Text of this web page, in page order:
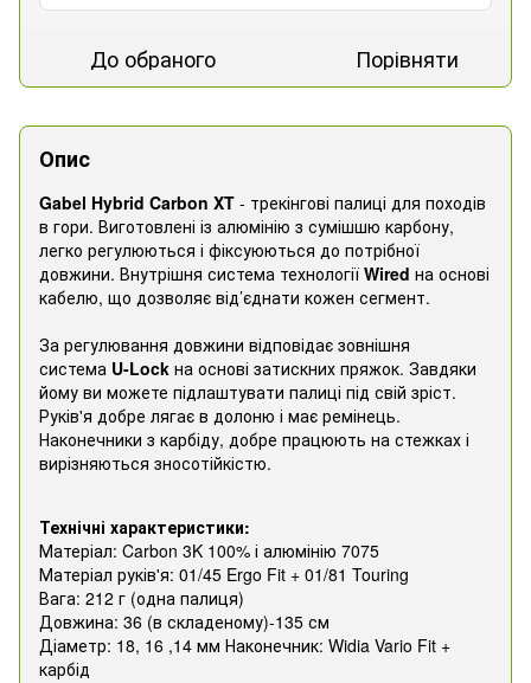
До обраного Порівняти
Опис
Gabel Hybrid Carbon XT - трекінгові палиці для походів
в гори. Виготовлені із алюмінію з сумішшю карбону,
легко регулюються і фіксуюються до потрібної
довжини. Внутрішня система технології Wired на основі
кабелю, що дозволяє від’єднати кожен сегмент.
За регулювання довжини відповідає зовнішня
система U-Lock на основі затискних пряжок. Завдяки
йому ви можете підлаштувати палиці під свій зріст.
Руків'я добре лягає в долоню і має ремінець.
Наконечники з карбіду, добре працюють на стежках і
вирізняються зносотійкістю.
Технічні характеристики:
Матеріал: Carbon 3K 100% і алюмінію 7075
Матеріал руків'я: 01/45 Ergo Fit + 01/81 Touring
Вага: 212 г (одна палиця)
Довжина: 36 (в складеному)-135 см
Діаметр: 18, 16 ,14 мм Наконечник: Widia Vario Fit +
карбід